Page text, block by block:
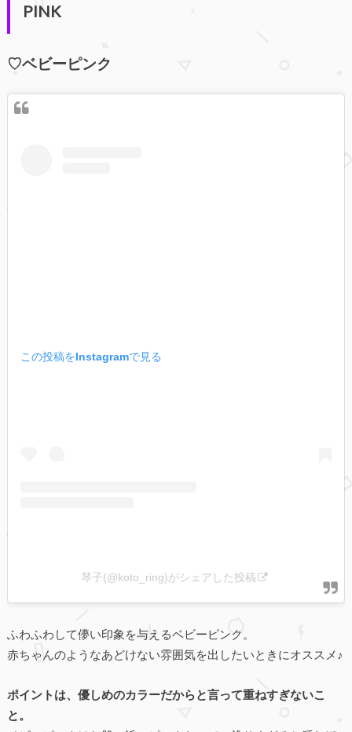
PINK
♡ベビーピンク
この投稿をInstagramで見る
琴子(@koto_ring)がシェアした投稿
ふわふわして儚い印象を与えるベビーピンク。
赤ちゃんのようなあどけない雰囲気を出したいときにオススメ♪
ポイントは、優しめのカラーだからと言って重ねすぎないこ
と。